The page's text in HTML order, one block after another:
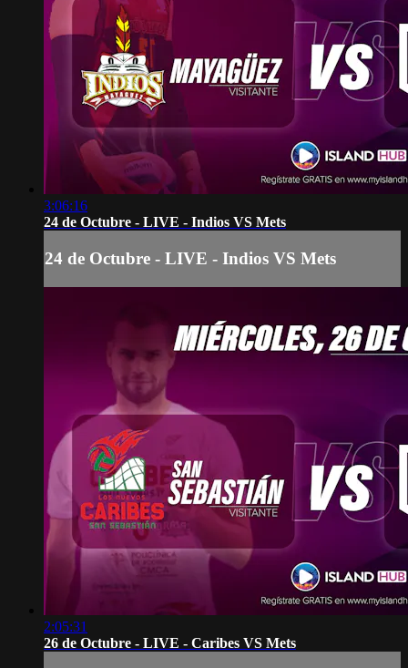
3:06:16
24 de Octubre - LIVE - Indios VS Mets
24 de Octubre - LIVE - Indios VS Mets
2:05:31
26 de Octubre - LIVE - Caribes VS Mets